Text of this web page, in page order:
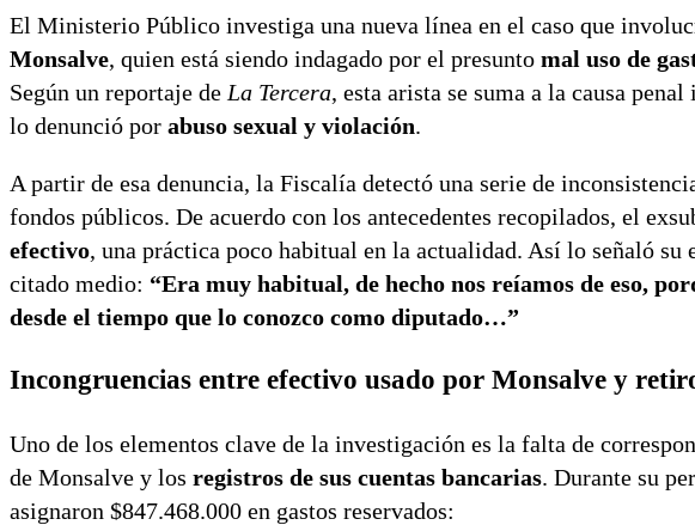
El Ministerio Público investiga una nueva línea en el caso que
Monsalve, quien está siendo indagado por el presunto mal uso de
Según un reportaje de La Tercera, esta arista se suma a la causa
lo denunció por abuso sexual y violación.
A partir de esa denuncia, la Fiscalía detectó una serie de
fondos públicos. De acuerdo con los antecedentes recopilados, el
efectivo, una práctica poco habitual en la actualidad. Así lo señaló su
citado medio: “Era muy habitual, de hecho nos reíamos de eso,
desde el tiempo que lo conozco como diputado…”
Incongruencias entre efectivo usado por Monsalve y
Uno de los elementos clave de la investigación es la falta de
de Monsalve y los registros de sus cuentas bancarias. Durante su
asignaron $847.468.000 en gastos reservados: